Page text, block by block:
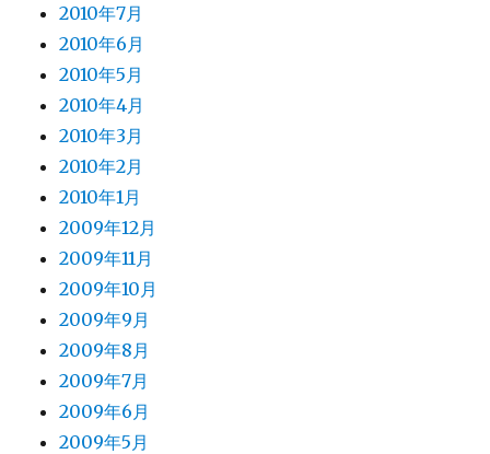
2010年7月
2010年6月
2010年5月
2010年4月
2010年3月
2010年2月
2010年1月
2009年12月
2009年11月
2009年10月
2009年9月
2009年8月
2009年7月
2009年6月
2009年5月